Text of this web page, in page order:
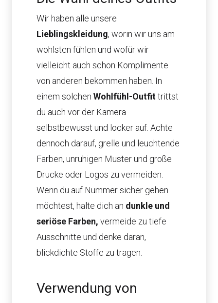
Wir haben alle unsere
Lieblingskleidung, worin wir uns am
wohlsten fühlen und wofür wir
vielleicht auch schon Komplimente
von anderen bekommen haben. In
einem solchen Wohlfühl-Outfittrittst
du auch vor der Kamera
selbstbewusst und locker auf. Achte
dennoch darauf, grelle und leuchtende
Farben, unruhigen Muster und große
Drucke oder Logos zu vermeiden.
Wenn du auf Nummer sicher gehen
möchtest, halte dich an dunkle und
seriöse Farben, vermeide zu tiefe
Ausschnitte und denke daran,
blickdichte Stoffe zu tragen.
Verwendung von